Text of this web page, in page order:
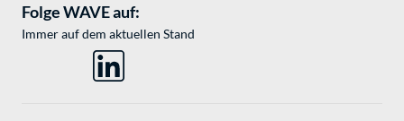
Folge WAVE auf:
Immer auf dem aktuellen Stand